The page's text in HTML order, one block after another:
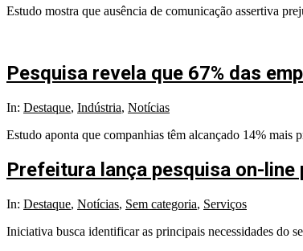
22
Estudo mostra que ausência de comunicação assertiva
Pesquisa revela que 67% das
2025-
17
In: Destaque, Indústria, Notícias
Estudo aponta que companhias têm alcançado 14% mais
Prefeitura lança pesquisa on-
2025-
04
In: Destaque, Notícias, Sem categoria, Serviços
Iniciativa busca identificar as principais necessidades do